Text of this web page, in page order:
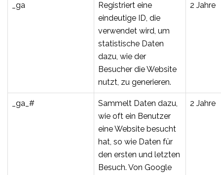
_ga
Registriert eine
eindeutige ID, die
verwendet wird, um
statistische Daten
dazu, wie der
Besucher die Website
nutzt, zu generieren.
2 Jahre
_ga_#
Sammelt Daten dazu,
wie oft ein Benutzer
eine Website besucht
hat, so wie Daten für
den ersten und letzten
Besuch. Von Google
2 Jahre